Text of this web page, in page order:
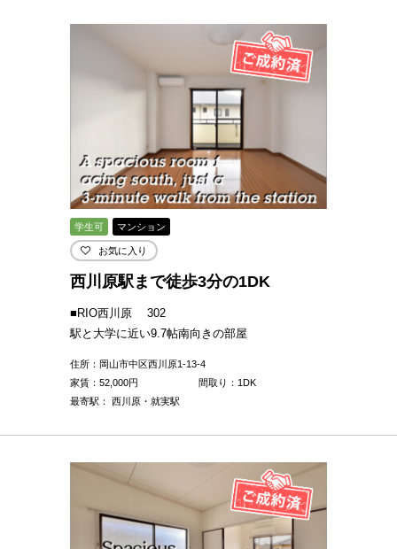
学生可 マンション
お気に入り
西川原駅まで徒歩3分の1DK
■RIO西川原 302
駅と大学に近い9.7帖南向きの部屋
住所：岡山市中区西川原1-13-4
家賃： 52,000円
間取り：1DK
最寄駅： 西川原・就実駅